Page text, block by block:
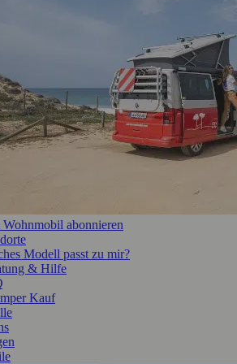
Wohnmobil abonnieren
Modell passt zu mir?
& Hilfe
Kauf